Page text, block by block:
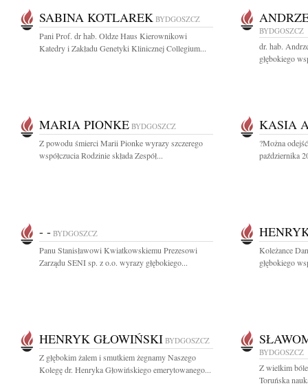
SABINA KOTLAREK BYDGOSZCZ
Pani Prof. dr hab. Oldze Haus Kierownikowi
Katedry i Zakładu Genetyki Klinicznej Collegium...
BYDGOSZCZ
dr. hab.
głębokiego
MARIA PIONKE BYDGOSZCZ
Z powodu śmierci Marii Pionke wyrazy szczerego
współczucia Rodzinie składa Zespół...
KASIA
?Można
października
- - BYDGOSZCZ
Panu Stanisławowi Kwiatkowskiemu Prezesowi
Zarządu SENI sp. z o.o. wyrazy głębokiego...
Koleżance
głębokiego
HENRYK GŁOWIŃSKI BYDGOSZCZ
Z głębokim żalem i smutkiem żegnamy Naszego
Kolegę dr. Henryka Głowińskiego emerytowanego...
BYDGOSZCZ
Z wielkim
Toruńska